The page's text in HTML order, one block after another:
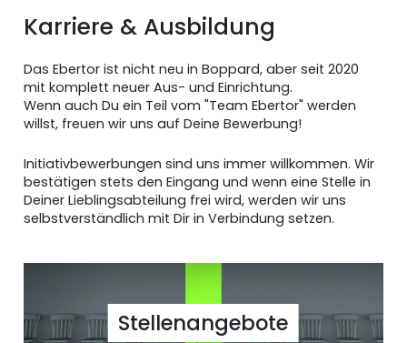
Karriere & Ausbildung
Das Ebertor ist nicht neu in Boppard, aber seit 2020
mit komplett neuer Aus- und Einrichtung.
Wenn auch Du ein Teil vom "Team Ebertor" werden
willst, freuen wir uns auf Deine Bewerbung!
Initiativbewerbungen sind uns immer willkommen. Wir
bestätigen stets den Eingang und wenn eine Stelle in
Deiner Lieblingsabteilung frei wird, werden wir uns
selbstverständlich mit Dir in Verbindung setzen.
Stellenangebote